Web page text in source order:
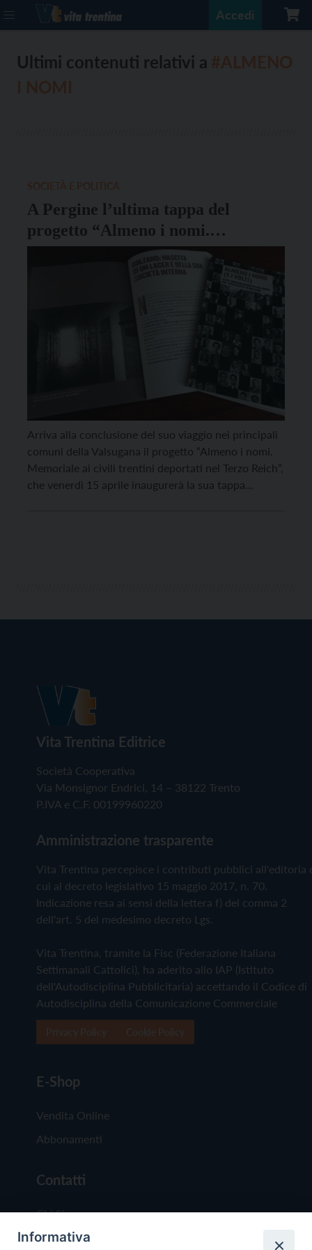
Accedi
Ultimi contenuti relativi a
A Pergine l’ultima tappa del
progetto “Almeno i nomi.
Memoriale ai civili trentini
Arriva alla conclusione del suo viaggio nei principali
comuni della Valsugana il progetto “Almeno i nomi.
Memoriale ai civili trentini deportati nel Terzo Reich”,
che venerdì 15 aprile inaugurerà la sua tappa
Vita Trentina Editrice
Società Cooperativa
Via Monsignor Endrici, 14 – 38122 Trento
P.IVA e C.F. 00199960220
Amministrazione trasparente
Vita Trentina percepisce i contributi pubblici all'editoria
cui al decreto legislativo 15 maggio 2017, n. 70.
Indicazione resa ai sensi della lettera f) del comma 2
dell'art. 5 del medesimo decreto Lgs.
Vita Trentina, tramite la Fisc (Federazione Italiana
Settimanali Cattolici), ha aderito allo IAP (Istituto
dell'Autodisciplina Pubblicitaria) accettando il Codice di
Autodisciplina della Comunicazione Commerciale
E-Shop
Vendita Online
Abbonamenti
Contatti
Chi Siamo
Redazione
Informativa